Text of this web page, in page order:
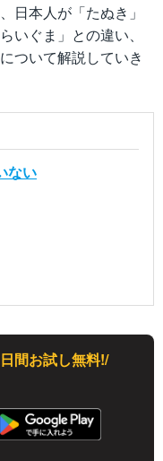
日本人が「たぬき」
いぐま」との違い、
ついて解説していき
ない
間お試し無料!/